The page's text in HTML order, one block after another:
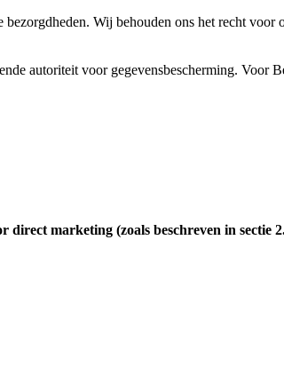
Wij behouden ons het recht
autoriteit voor gegevensbescherming. Voor
marketing (zoals beschreven in sectie